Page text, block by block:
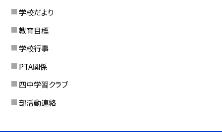
学校だより
教育目標
学校行事
PTA関係
四中学習クラブ
部活動連絡